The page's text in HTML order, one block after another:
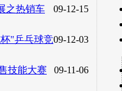
09-12-15
之热销车
09-12-03
"乒乓球竞
09-11-06
技能大赛